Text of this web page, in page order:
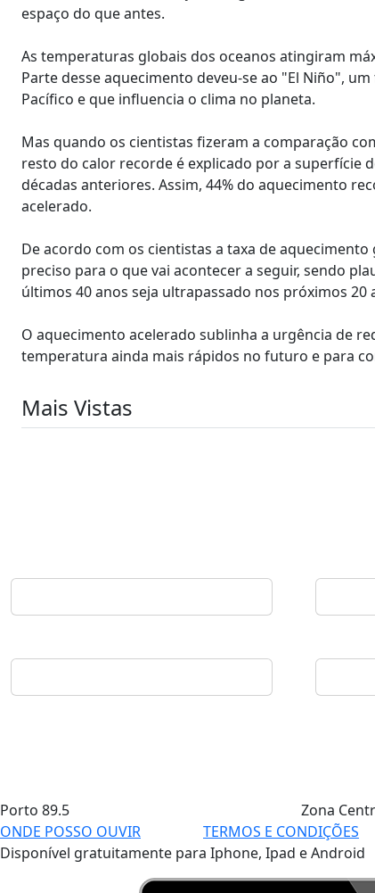
espaço do que antes.
As temperaturas globais dos oceanos atingiram
Parte desse aquecimento deveu-se ao "El Niño",
Pacífico e que influencia o clima no planeta.
Mas quando os cientistas fizeram a comparação
resto do calor recorde é explicado por a superfície
décadas anteriores. Assim, 44% do aquecimento
acelerado.
De acordo com os cientistas a taxa de
preciso para o que vai acontecer a seguir, sendo
últimos 40 anos seja ultrapassado nos próximos 20
O aquecimento acelerado sublinha a urgência de
temperatura ainda mais rápidos no futuro e para
Mais Vistas
Porto 89.5 Zona
ONDE POSSO OUVIR
TERMOS E CONDIÇÕES
Disponível gratuitamente para Iphone, Ipad e Android